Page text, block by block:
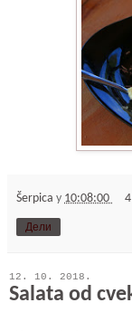
Šerpica у 10:08:00
Дели
12. 10. 2018.
Salata od